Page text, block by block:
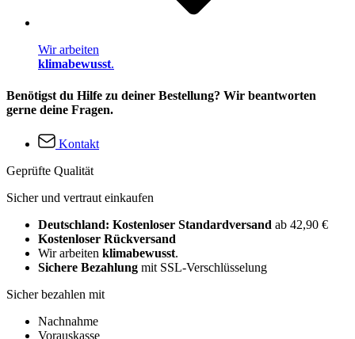
Wir arbeiten
klimabewusst.
Benötigst du Hilfe zu deiner Bestellung? Wir beantworten
gerne deine Fragen.
Kontakt
Geprüfte Qualität
Sicher und vertraut einkaufen
Deutschland: Kostenloser Standardversand ab 42,90 €
Kostenloser Rückversand
Wir arbeiten klimabewusst.
Sichere Bezahlung mit SSL-Verschlüsselung
Sicher bezahlen mit
Nachnahme
Vorauskasse